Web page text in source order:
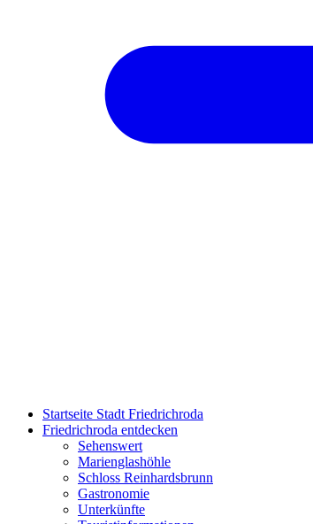
Startseite Stadt Friedrichroda
Friedrichroda entdecken
Sehenswert
Marienglashöhle
Schloss Reinhardsbrunn
Gastronomie
Unterkünfte